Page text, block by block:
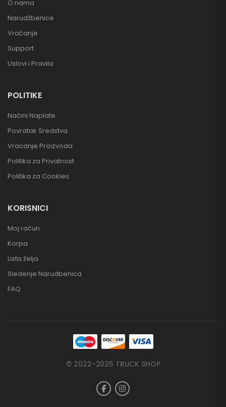
O nama
Narudžbenice
Vraćanje
Support
Uslovi i Pravila
POLITIKE
Načini Naplate
Povratak Sredstva
Vracanje Proizvoda
Politika za Privatnost
Politika za Cookies
KORISNICI
Moj račun
Korpa
Lista želja
Sledenje Narudbenica
FAQ
© 2022-2025 TRUCK SHOP